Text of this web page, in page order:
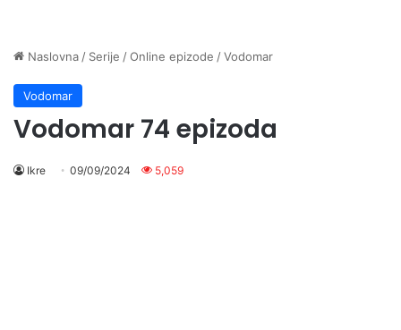
Naslovna / Serije /Online epizode /Vodomar
Vodomar
Vodomar 74 epizoda
Ikre 09/09/2024 5,059